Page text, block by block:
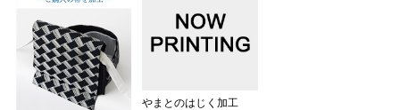
やまとのはじく加工